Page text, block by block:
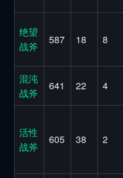
绝望
战斧
587 18 8
混沌
战斧
641 22 4
活性
战斧
605 38 2